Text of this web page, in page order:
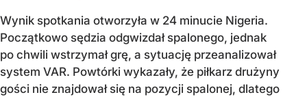
Wynik spotkania otworzyła w 24 minucie Nigeria.
Początkowo sędzia odgwizdał spalonego, jednak
po chwili wstrzymał grę, a sytuację przeanalizował
system VAR. Powtórki wykazały, że piłkarz drużyny
gości nie znajdował się na pozycji spalonej, dlatego